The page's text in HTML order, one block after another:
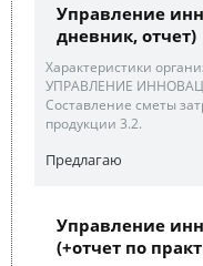
Управление
дневник, отчет)
Характеристики
УПРАВЛЕНИЕ
Составление сметы
продукции 3.2.
Предлагаю
Управление
(+отчет по